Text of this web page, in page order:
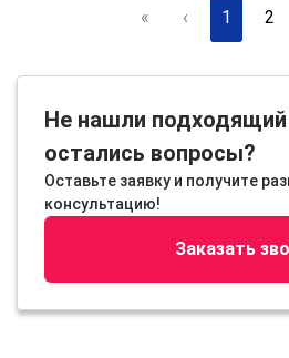
« ‹ 1 2
Не нашли подходящий
остались вопросы?
Оставьте заявку и получите
консультацию!
Заказать